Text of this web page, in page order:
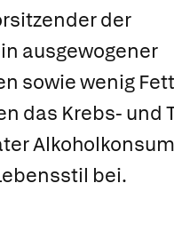
der
ausgewogener
sowie wenig
das Krebs- und
bei.